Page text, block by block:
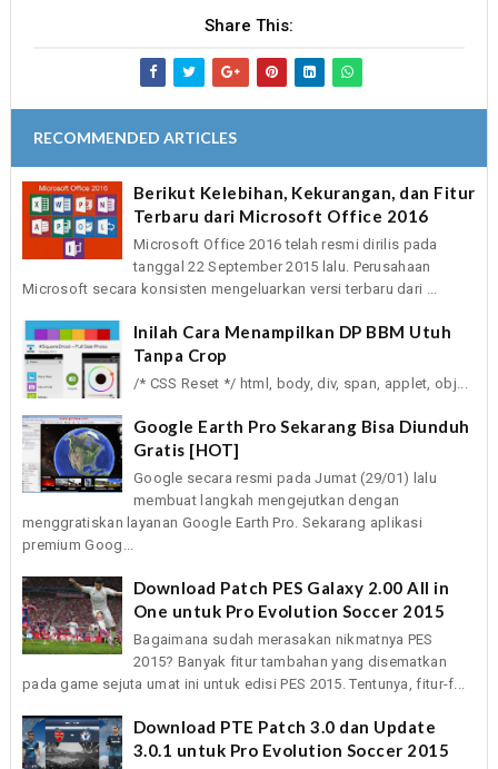
Share This:
RECOMMENDED ARTICLES
Berikut Kelebihan, Kekurangan, dan Fitur
Terbaru dari Microsoft Office 2016
Microsoft Office 2016 telah resmi dirilis pada
tanggal 22 September 2015 lalu. Perusahaan
Microsoft secara konsisten mengeluarkan versi terbaru dari ...
Inilah Cara Menampilkan DP BBM Utuh
Tanpa Crop
/* CSS Reset */ html, body, div, span, applet, obj...
Google Earth Pro Sekarang Bisa Diunduh
Gratis [HOT]
Google secara resmi pada Jumat (29/01) lalu
membuat langkah mengejutkan dengan
menggratiskan layanan Google Earth Pro. Sekarang aplikasi
premium Goog...
Download Patch PES Galaxy 2.00 All in
One untuk Pro Evolution Soccer 2015
Bagaimana sudah merasakan nikmatnya PES
2015? Banyak fitur tambahan yang disematkan
pada game sejuta umat ini untuk edisi PES 2015. Tentunya, fitur-f...
Download PTE Patch 3.0 dan Update
3.0.1 untuk Pro Evolution Soccer 2015